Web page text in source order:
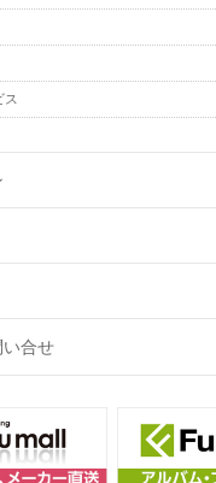
ス
合せ